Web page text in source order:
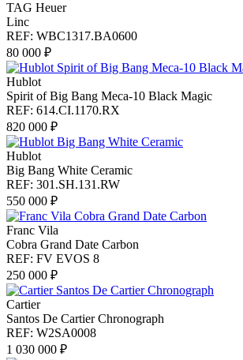
TAG Heuer
Linc
REF: WBC1317.BA0600
80 000 ₽
Hublot
Spirit of Big Bang Meca-10 Black Magic
REF: 614.CI.1170.RX
820 000 ₽
Hublot
Big Bang White Ceramic
REF: 301.SH.131.RW
550 000 ₽
Franc Vila
Cobra Grand Date Carbon
REF: FV EVOS 8
250 000 ₽
Cartier
Santos De Cartier Chronograph
REF: W2SA0008
1 030 000 ₽